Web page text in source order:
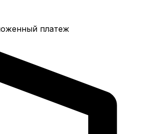
платеж